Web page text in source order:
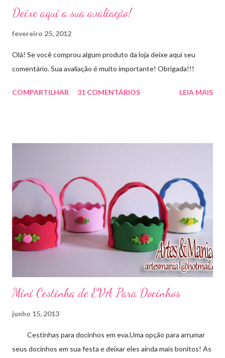
Deixe aqui a sua avaliação!
fevereiro 25, 2012
Olá! Se você comprou algum produto da loja deixe aqui seu
comentário. Sua avaliação é muito importante! Obrigada!!!
COMPARTILHAR 31 COMENTÁRIOS LEIA MAIS
Mini Cestinha de EVA Para Docinhos
junho 15, 2013
Cestinhas para docinhos em eva.Uma opção para arrumar
seus docinhos em sua festa e deixar eles ainda mais bonitos! As